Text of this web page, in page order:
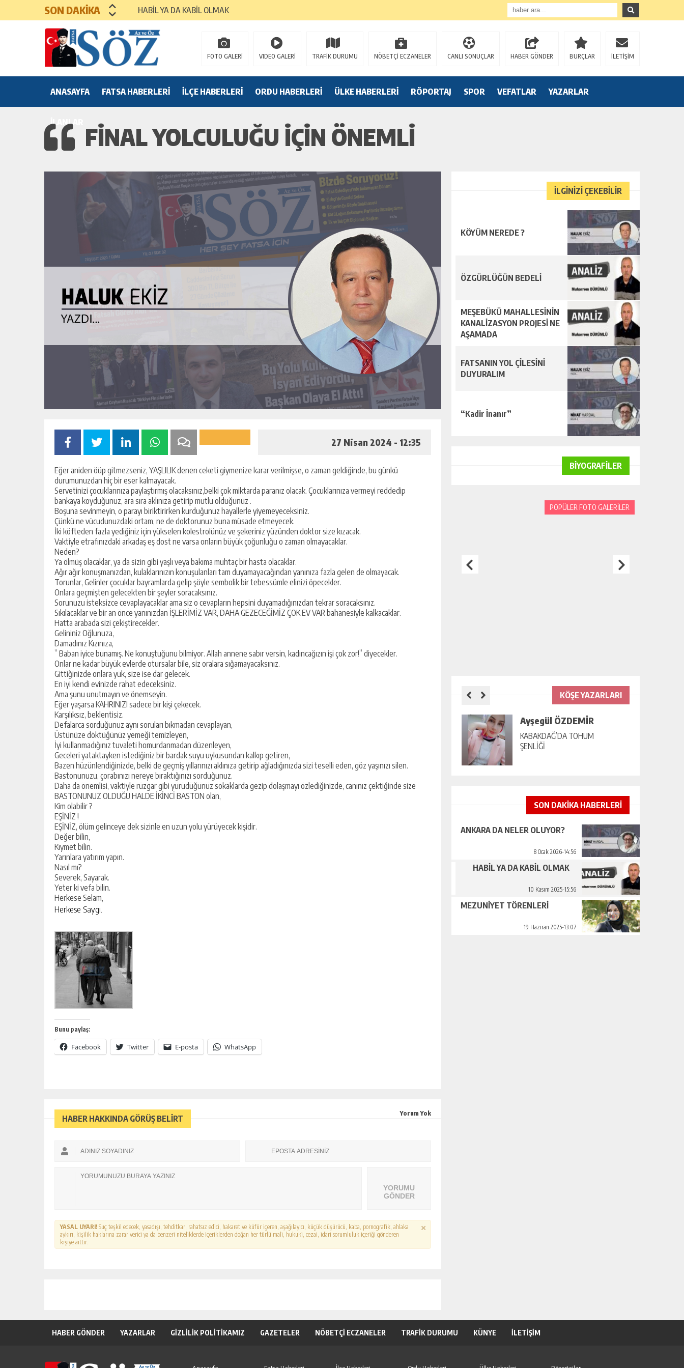
SON DAKİKA
HABİL YA DA KABİL OLMAK
MEZUNİYET TÖRENLERİ
FOTO GALERİ VIDEO GALERİ TRAFİK DURUMU NÖBETÇİ ECZANELER CANLI SONUÇLAR HABER GÖNDER BURÇLAR İLETİŞİM
ANASAYFA FATSA HABERLERİ İLÇE HABERLERİ ORDU HABERLERİ ÜLKE HABERLERİ RÖPORTAJ SPOR VEFATLAR YAZARLAR
İLANLAR FİNAL YOLCULUĞU İÇİN ÖNEMLİ
27 Nisan 2024 - 12:35
Eğer aniden öüp gitmezseniz, YAŞLILIK denen ceketi giymenize karar verilmişse, o zaman geldiğinde, bu günkü
durumunuzdan hiç bir eser kalmayacak.
Servetinizi çocuklarınıza paylaştırmış olacaksınız,belki çok miktarda paranız olacak. Çocuklarınıza vermeyi reddedip
bankaya koyduğunuz, ara sıra aklınıza getirip mutlu olduğunuz .
Boşuna sevinmeyin, o parayı biriktirirken kurduğunuz hayallerle yiyemeyeceksiniz.
Çünkü ne vücudunuzdaki ortam, ne de doktorunuz buna müsade etmeyecek.
İki köfteden fazla yediğiniz için yükselen kolestrolünüz ve şekeriniz yüzünden doktor size kızacak.
Vaktiyle etrafınızdaki arkadaş eş dost ne varsa onların büyük çoğunluğu o zaman olmayacaklar.
Neden?
Ya ölmüş olacaklar, ya da sizin gibi yaşlı veya bakıma muhtaç bir hasta olacaklar.
Ağır ağır konuşmanızdan, kulaklarınızın konuşulanları tam duyamayacağından yanınıza fazla gelen de olmayacak.
Torunlar, Gelinler çocuklar bayramlarda gelip şöyle sembolik bir tebessümle elinizi öpecekler.
Onlara geçmişten gelecekten bir şeyler soracaksınız.
Sorunuzu isteksizce cevaplayacaklar ama siz o cevapların hepsini duyamadığınızdan tekrar soracaksınız.
Sıkılacaklar ve bir an önce yanınızdan İŞLERİMİZ VAR, DAHA GEZECEĞİMİZ ÇOK EV VAR bahanesiyle kalkacaklar.
Hatta arabada sizi çekiştirecekler.
Gelininiz Oğlunuza,
Damadınız Kızınıza,
” Baban iyice bunamış. Ne konuştuğunu bilmiyor. Allah annene sabır versin, kadıncağızın işi çok zor!” diyecekler.
Onlar ne kadar büyük evlerde otursalar bile, siz oralara sığamayacaksınız.
Gittiğinizde onlara yük, size ise dar gelecek.
En iyi kendi evinizde rahat edeceksiniz.
Ama şunu unutmayın ve önemseyin.
Eğer yaşarsa KAHRINIZI sadece bir kişi çekecek.
Karşılıksız, beklentisiz.
Defalarca sorduğunuz aynı soruları bıkmadan cevaplayan,
Üstünüze döktüğünüz yemeği temizleyen,
İyi kullanmadığınız tuvaleti homurdanmadan düzenleyen,
Geceleri yataktayken istediğiniz bir bardak suyu uykusundan kalkıp getiren,
Bazen hüzünlendiğinizde, belki de geçmiş yıllarınızı aklınıza getirip ağladığınızda sizi teselli eden, göz yaşınızı silen.
Bastonunuzu, çorabınızı nereye bıraktığınızı sorduğunuz.
Daha da önemlisi, vaktiyle rüzgar gibi yürüdüğünüz sokaklarda gezip dolaşmayı özlediğinizde, canınız çektiğinde size
BASTONUNUZ OLDUĞU HALDE İKİNCİ BASTON olan,
Kim olabilir ?
EŞİNİZ !
EŞİNİZ, ölüm gelinceye dek sizinle en uzun yolu yürüyecek kişidir.
Değer bilin,
Kıymet bilin.
Yarınlara yatırım yapın.
Nasıl mı?
Severek, Sayarak.
Yeter ki vefa bilin.
Herkese Selam,
Herkese Saygı.
Bunu paylaş:
Facebook Twitter E-posta WhatsApp
HABER HAKKINDA GÖRÜŞ BELİRT
Yorum Yok
YORUMU
GÖNDER
YASAL UYARI! Suç teşkil edecek, yasadışı, tehditkar, rahatsız edici, hakaret ve küfür içeren, aşağılayıcı, küçük düşürücü, kaba, pornografik, ahlaka
aykırı, kişilik haklarına zarar verici ya da benzeri niteliklerde içeriklerden doğan her türlü mali, hukuki, cezai, idari sorumluluk içeriği gönderen
kişiye aittir.
İLGİNİZİ ÇEKEBİLİR
KÖYÜM NEREDE ?
ÖZGÜRLÜĞÜN BEDELİ
MEŞEBÜKÜ MAHALLESİNİN
KANALİZASYON PROJESİ NE
AŞAMADA
FATSANIN YOL ÇİLESİNİ
DUYURALIM
“Kadir İnanır”
BİYOGRAFİLER
POPÜLER FOTO GALERİLER
KÖŞE YAZARLARI
Yusuf Yakan
NE EKTİK, NE BİÇİCEZ?
Ayşegül ÖZDEMİR
KABAKDAĞ’DA TOHUM
ŞENLİĞİ
SON DAKİKA HABERLERİ
ANKARA DA NELER OLUYOR?
8 Ocak 2026-14:56
HABİL YA DA KABİL OLMAK
10 Kasım 2025-15:56
MEZUNİYET TÖRENLERİ
19 Haziran 2025-13:07
HABER GÖNDER YAZARLAR GİZLİLİK POLİTİKAMIZ GAZETELER NÖBETÇİ ECZANELER TRAFİK DURUMU KÜNYE İLETİŞİM